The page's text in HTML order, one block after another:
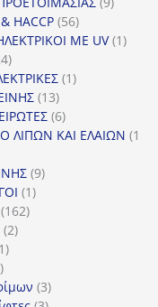
HACCP 5656
προϊόντα
ΜΕ UV 11
24
προϊόντα11
1313
προϊόντα
66
προϊόντα
ΛΙΠΩΝ ΚΑΙ ΕΛΑΙΩΝ 1
99
11
162162
22
1
1
προϊόν33